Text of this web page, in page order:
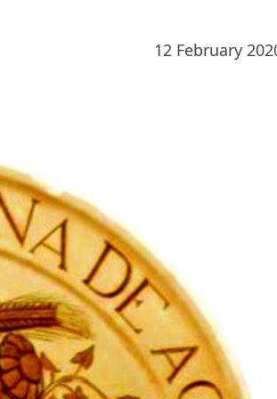
12 February